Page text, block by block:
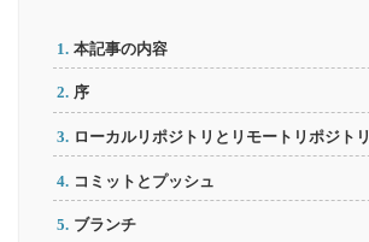
本記事の内容
序
ローカルリポジトリとリモートリポジトリ
コミットとプッシュ
ブランチ